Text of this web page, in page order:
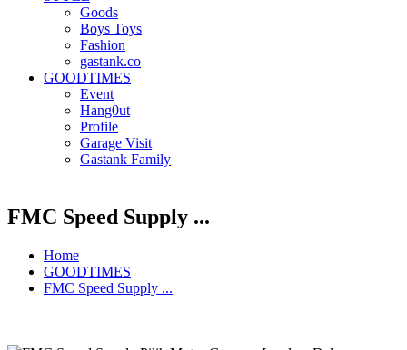
Goods
Boys Toys
Fashion
gastank.co
GOODTIMES
Event
Hang0ut
Profile
Garage Visit
Gastank Family
FMC Speed Supply ...
Home
GOODTIMES
FMC Speed Supply ...